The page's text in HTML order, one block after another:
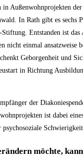
in Außenwohnprojekten
In Rath gibt es
Entstanden ist
nicht einmal
Geborgenheit und
in Richtung
der
ist dabei
möchte,